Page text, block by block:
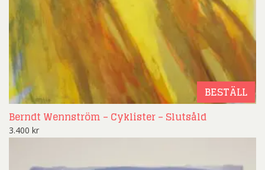
BESTÄLL
Berndt Wennström – Cyklister – Slutsåld
3.400 kr